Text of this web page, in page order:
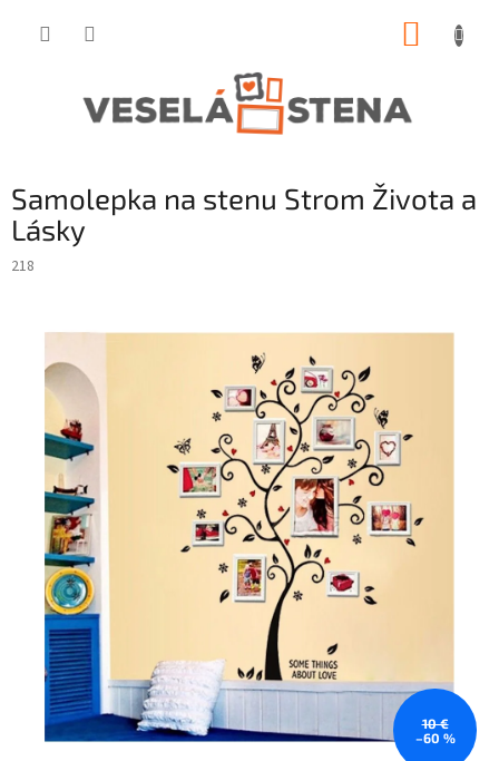
Samolepka na stenu Strom Života a
Lásky
218
10 €
–60 %